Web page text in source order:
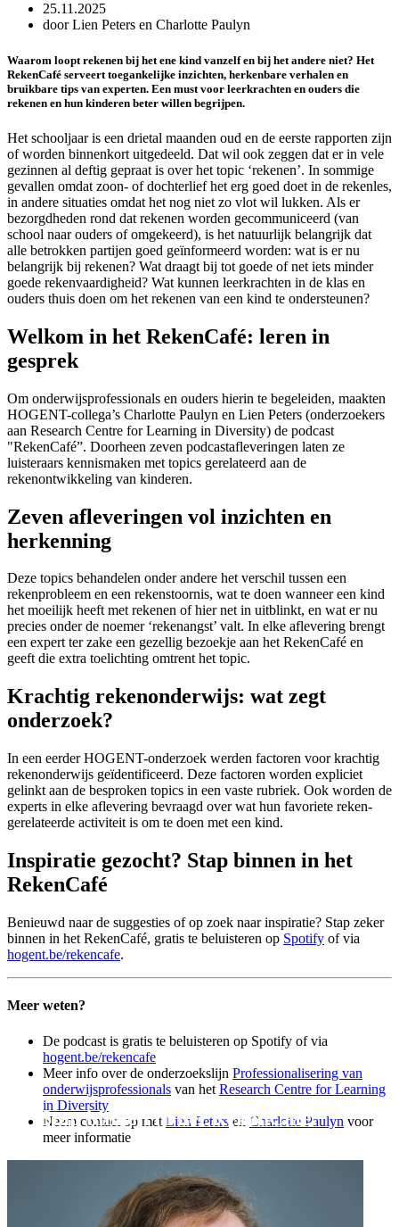
Stap binnen in het RekenCafé.
25.11.2025
door Lien Peters en Charlotte Paulyn
Waarom loopt rekenen bij het ene kind vanzelf en bij het andere niet? Het
RekenCafé serveert toegankelijke inzichten, herkenbare verhalen en
bruikbare tips van experten. Een must voor leerkrachten en ouders die
rekenen en hun kinderen beter willen begrijpen.
Het schooljaar is een drietal maanden oud en de eerste rapporten zijn
of worden binnenkort uitgedeeld. Dat wil ook zeggen dat er in vele
gezinnen al deftig gepraat is over het topic ‘rekenen’. In sommige
gevallen omdat zoon- of dochterlief het erg goed doet in de rekenles,
in andere situaties omdat het nog niet zo vlot wil lukken. Als er
bezorgdheden rond dat rekenen worden gecommuniceerd (van
school naar ouders of omgekeerd), is het natuurlijk belangrijk dat
alle betrokken partijen goed geïnformeerd worden: wat is er nu
belangrijk bij rekenen? Wat draagt bij tot goede of net iets minder
goede rekenvaardigheid? Wat kunnen leerkrachten in de klas en
ouders thuis doen om het rekenen van een kind te ondersteunen?
Welkom in het RekenCafé: leren in
gesprek
Om onderwijsprofessionals en ouders hierin te begeleiden, maakten
HOGENT-collega’s Charlotte Paulyn en Lien Peters (onderzoekers
aan Research Centre for Learning in Diversity) de podcast
"RekenCafé”. Doorheen zeven podcastafleveringen laten ze
luisteraars kennismaken met topics gerelateerd aan de
rekenontwikkeling van kinderen.
Zeven afleveringen vol inzichten en
herkenning
Deze topics behandelen onder andere het verschil tussen een
rekenprobleem en een rekenstoornis, wat te doen wanneer een kind
het moeilijk heeft met rekenen of hier net in uitblinkt, en wat er nu
precies onder de noemer ‘rekenangst’ valt. In elke aflevering brengt
een expert ter zake een gezellig bezoekje aan het RekenCafé en
geeft die extra toelichting omtrent het topic.
Krachtig rekenonderwijs: wat zegt
onderzoek?
In een eerder HOGENT-onderzoek werden factoren voor krachtig
rekenonderwijs geïdentificeerd. Deze factoren worden expliciet
gelinkt aan de besproken topics in een vaste rubriek. Ook worden de
experts in elke aflevering bevraagd over wat hun favoriete reken-
gerelateerde activiteit is om te doen met een kind.
Inspiratie gezocht? Stap binnen in het
RekenCafé
Benieuwd naar de suggesties of op zoek naar inspiratie? Stap zeker
binnen in het RekenCafé, gratis te beluisteren op Spotify of via
hogent.be/rekencafe.
Meer weten?
De podcast is gratis te beluisteren op Spotify of via
hogent.be/rekencafe
Meer info over de onderzoekslijn Professionalisering van
onderwijsprofessionals van het Research Centre for Learning
in Diversity
Neem contact op met Lien Peters en Charlotte Paulyn voor
meer informatie